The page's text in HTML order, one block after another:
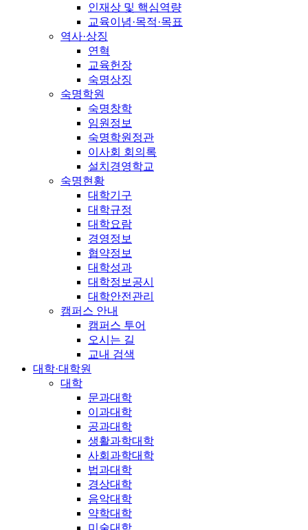
인재상 및 핵심역량
교육이념·목적·목표
역사·상징
연혁
교육헌장
숙명상징
숙명학원
숙명창학
임원정보
숙명학원정관
이사회 회의록
설치경영학교
숙명현황
대학기구
대학규정
대학요람
경영정보
협약정보
대학성과
대학정보공시
대학안전관리
캠퍼스 안내
캠퍼스 투어
오시는 길
교내 검색
대학·대학원
대학
문과대학
이과대학
공과대학
생활과학대학
사회과학대학
법과대학
경상대학
음악대학
약학대학
미술대학